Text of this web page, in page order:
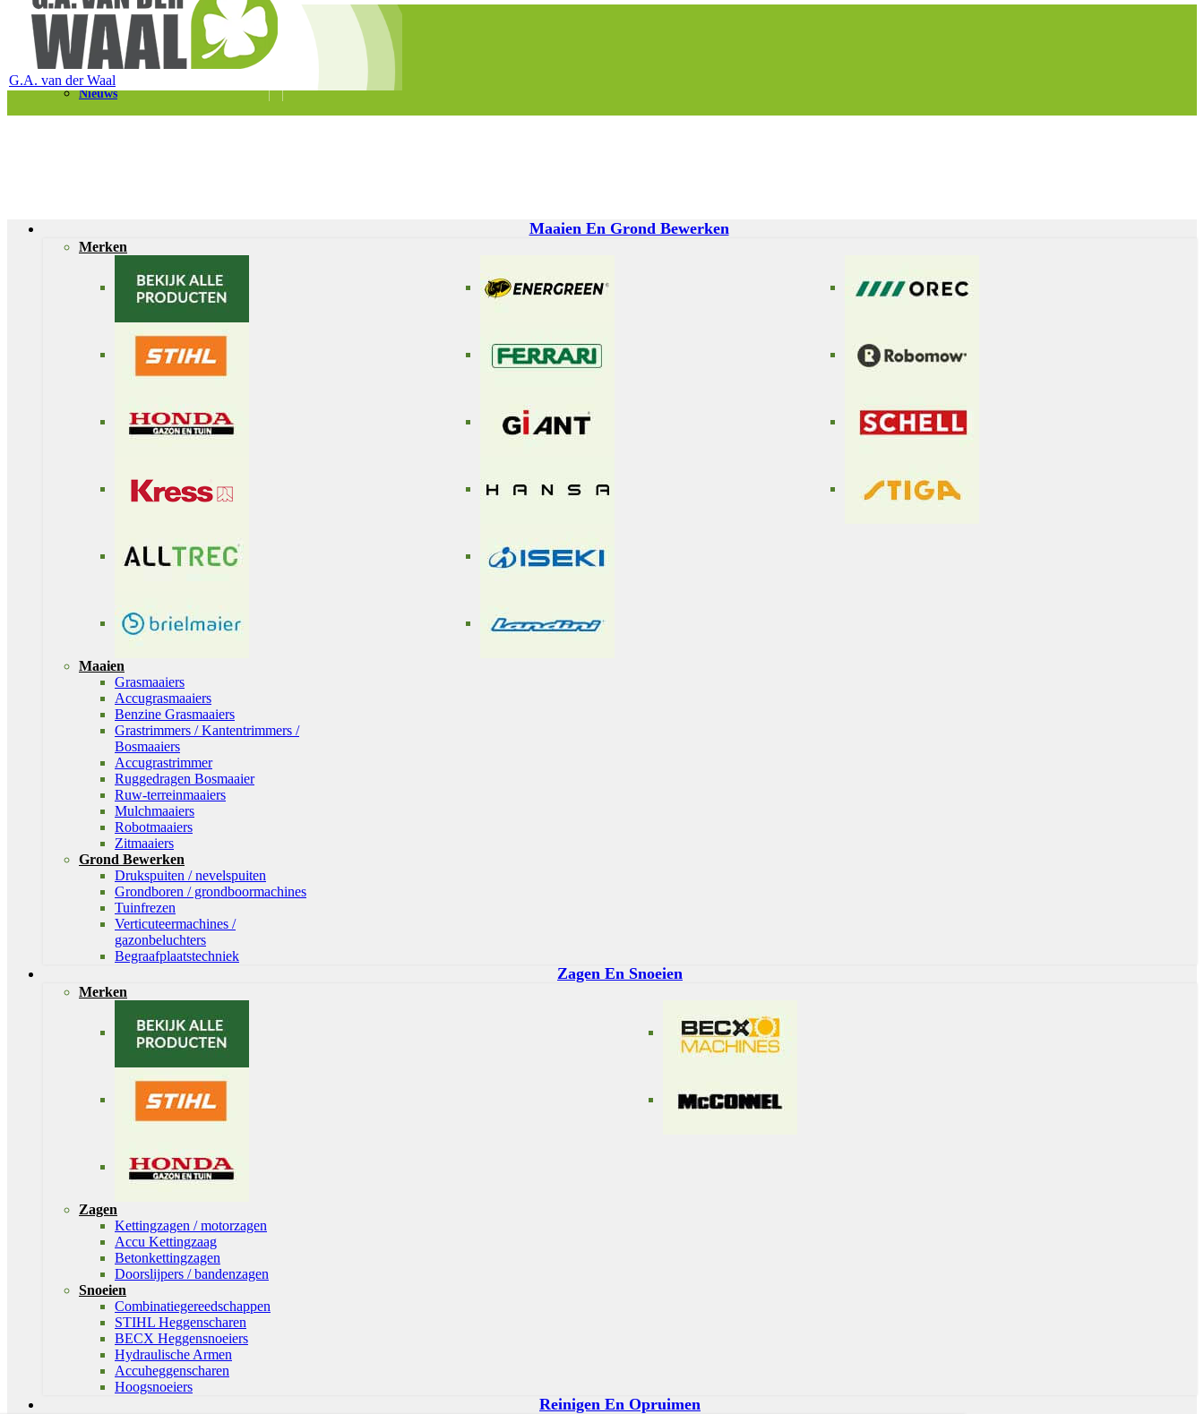
Telefoon 0180 – 421399
Schaapherderweg 6, 2988 CK Ridderkerk
Vacatures
Nieuws
G.A. van der Waal
Maaien En Grond Bewerken
Merken
Maaien
Grasmaaiers
Accugrasmaaiers
Benzine Grasmaaiers
Grastrimmers / Kantentrimmers /
Bosmaaiers
Accugrastrimmer
Ruggedragen Bosmaaier
Ruw-terreinmaaiers
Mulchmaaiers
Robotmaaiers
Zitmaaiers
Grond Bewerken
Drukspuiten / nevelspuiten
Grondboren / grondboormachines
Tuinfrezen
Verticuteermachines /
gazonbeluchters
Begraafplaatstechniek
Zagen En Snoeien
Merken
Zagen
Kettingzagen / motorzagen
Accu Kettingzaag
Betonkettingzagen
Doorslijpers / bandenzagen
Snoeien
Combinatiegereedschappen
STIHL Heggenscharen
BECX Heggensnoeiers
Hydraulische Armen
Accuheggenscharen
Hoogsnoeiers
Reinigen En Opruimen